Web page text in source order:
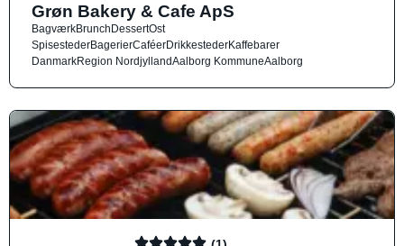
Grøn Bakery & Cafe ApS
BagværkBrunchDessertOst
SpisestederBagerierCaféerDrikkestederKaffebarer
DanmarkRegion NordjyllandAalborg KommuneAalborg